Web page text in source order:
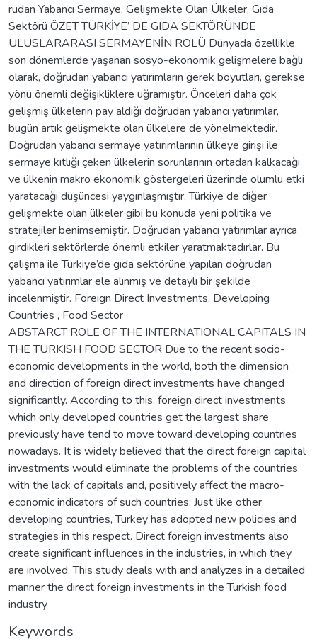
rudan Yabancı Sermaye, Gelişmekte Olan Ülkeler, Gıda
Sektörü ÖZET TÜRKİYE’ DE GIDA SEKTÖRÜNDE
ULUSLARARASI SERMAYENİN ROLÜ Dünyada özellikle
son dönemlerde yaşanan sosyo-ekonomik gelişmelere bağlı
olarak, doğrudan yabancı yatırımların gerek boyutları, gerekse
yönü önemli değişikliklere uğramıştır. Önceleri daha çok
gelişmiş ülkelerin pay aldığı doğrudan yabancı yatırımlar,
bugün artık gelişmekte olan ülkelere de yönelmektedir.
Doğrudan yabancı sermaye yatırımlarının ülkeye girişi ile
sermaye kıtlığı çeken ülkelerin sorunlarının ortadan kalkacağı
ve ülkenin makro ekonomik göstergeleri üzerinde olumlu etki
yaratacağı düşüncesi yaygınlaşmıştır. Türkiye de diğer
gelişmekte olan ülkeler gibi bu konuda yeni politika ve
stratejiler benimsemiştir. Doğrudan yabancı yatırımlar ayrıca
girdikleri sektörlerde önemli etkiler yaratmaktadırlar. Bu
çalışma ile Türkiye’de gıda sektörüne yapılan doğrudan
yabancı yatırımlar ele alınmış ve detaylı bir şekilde
incelenmiştir. Foreign Direct Investments, Developing
Countries , Food Sector
ABSTARCT ROLE OF THE INTERNATIONAL CAPITALS IN
THE TURKISH FOOD SECTOR Due to the recent socio-
economic developments in the world, both the dimension
and direction of foreign direct investments have changed
significantly. According to this, foreign direct investments
which only developed countries get the largest share
previously have tend to move toward developing countries
nowadays. It is widely believed that the direct foreign capital
investments would eliminate the problems of the countries
with the lack of capitals and, positively affect the macro-
economic indicators of such countries. Just like other
developing countries, Turkey has adopted new policies and
strategies in this respect. Direct foreign investments also
create significant influences in the industries, in which they
are involved. This study deals with and analyzes in a detailed
manner the direct foreign investments in the Turkish food
industry
Keywords